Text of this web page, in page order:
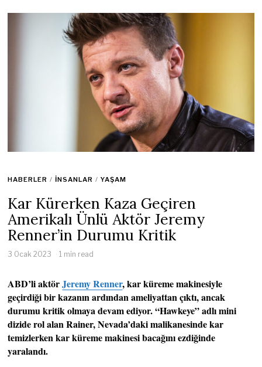
HABERLER / İNSANLAR / YAŞAM
Kar Kürerken Kaza Geçiren
Amerikalı Ünlü Aktör Jeremy
Renner’in Durumu Kritik
3 Ocak 2023 1 min read
ABD’li aktörJeremy Renner, kar küreme makinesiyle
geçirdiği bir kazanın ardından ameliyattan çıktı, ancak
durumu kritik olmaya devam ediyor. “Hawkeye” adlı mini
dizide rol alan Rainer, Nevada’daki malikanesinde kar
temizlerken kar küreme makinesi bacağını ezdiğinde
yaralandı.